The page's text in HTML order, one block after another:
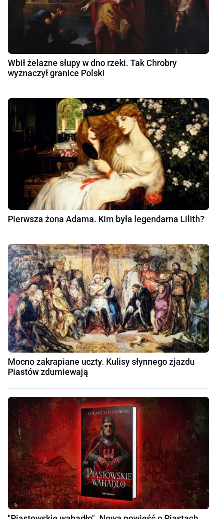
Wbił żelazne słupy w dno rzeki. Tak Chrobry
wyznaczył granice Polski
Pierwsza żona Adama. Kim była legendarna Lilith?
Mocno zakrapiane uczty. Kulisy słynnego zjazdu
Piastów zdumiewają